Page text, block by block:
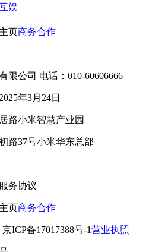
娱
页商务合作
限公司 电话：010-60606666
年3月24日
路小米智慧产业园
路37号小米华东总部
务协议
页商务合作
京ICP备17017388号-1营业执照